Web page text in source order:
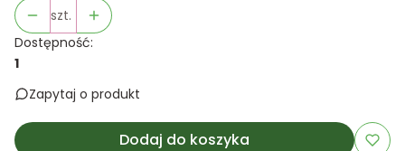
szt.
Dostępność:
1
Zapytaj o produkt
Dodaj do koszyka